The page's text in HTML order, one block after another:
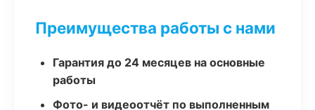
Преимущества работы с нами
Гарантия до 24 месяцев на основные
работы
Фото- и видеоотчёт по выполненным